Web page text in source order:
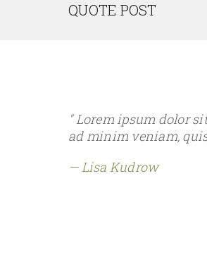
QUOTE POST
Lorem ipsum dolor
ad minim veniam,
Lisa Kudrow